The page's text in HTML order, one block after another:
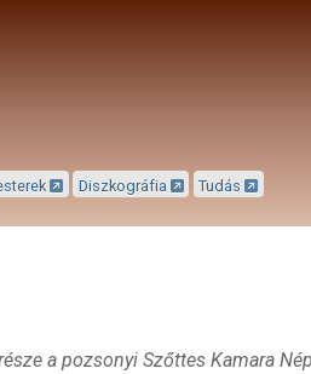
Diszkográfia Tudás
a pozsonyi Szőttes Kamara